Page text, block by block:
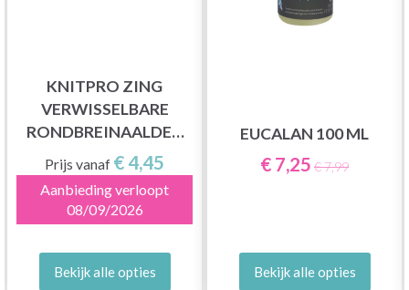
KNITPRO ZING
VERWISSELBARE
RONDBREINAALDEN
(3,5-8,00 MM)
Prijs vanaf € 4,45
Aanbieding verloopt
08/09/2026
Bekijk alle opties
EUCALAN 100 ML
€ 7,25 € 7,99
Bekijk alle opties